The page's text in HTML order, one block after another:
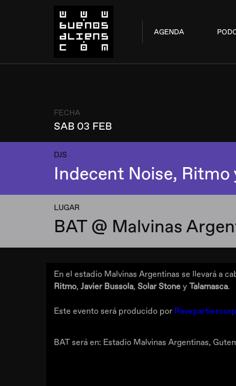
AGENDA
FECHA
SAB 03 FEB
DJS
Indecent Noise, Ritmo
LUGAR
BAT @ Malvinas
En el estadio Malvinas Argentinas se llevará a
Ritmo, Javier Bussola, Solar Stone y Talamasca.
Este evento será producido por Ravepartiescorp
BAT será en: Estadio Malvinas Argentinas,